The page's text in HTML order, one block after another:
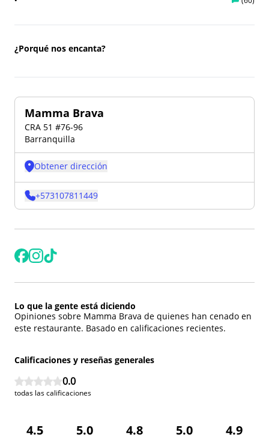
¿Porqué nos encanta?
Mamma Brava
CRA 51 #76-96
Barranquilla
Obtener dirección
+573107811449
Lo que la gente está diciendo
Opiniones sobre Mamma Brava de quienes han cenado en
este restaurante. Basado en calificaciones recientes.
Calificaciones y reseñas generales
0.0
todas las calificaciones
4.5 5.0 4.8 5.0 4.9